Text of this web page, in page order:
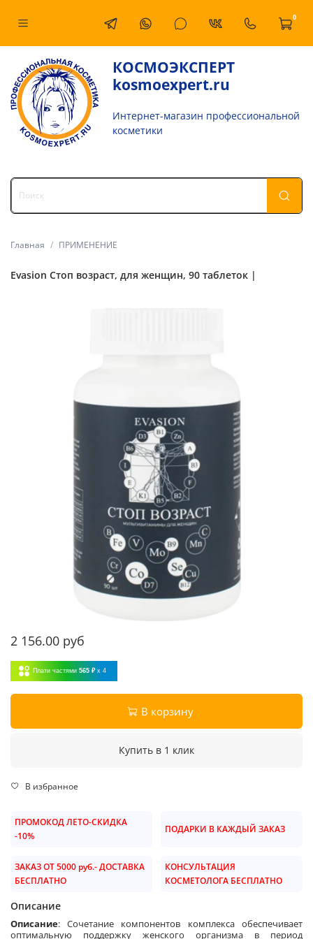
0
КОСМОЭКСПЕРТ
kosmoexpert.ru
Интернет-магазин профессиональной
косметики
Главная ПРИМЕНЕНИЕ
Evasion Стоп возраст, для женщин, 90 таблеток |
2 156.00 руб
Плати частями 565 ₽ x 4
В корзину
Купить в 1 клик
В избранное
ПРОМОКОД ЛЕТО-СКИДКА
-10%
ПОДАРКИ В КАЖДЫЙ ЗАКАЗ
ЗАКАЗ ОТ 5000 руб.- ДОСТАВКА
БЕСПЛАТНО
КОНСУЛЬТАЦИЯ
КОСМЕТОЛОГА БЕСПЛАТНО
Описание
Описание: Сочетание компонентов комплекса обеспечивает
оптимальную поддержку женского организма в период